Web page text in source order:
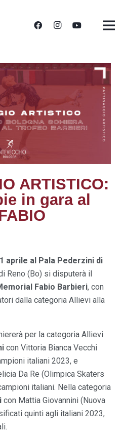
ARTISTICO:
in gara al
aprile al Pala Pederzini di
Reno (Bo) si disputerà il
Fabio Barbieri, con
dalla categoria Allievi alla
per la categoria Allievi
con Vittoria Bianca Vecchi
italiani 2023, e
Da Re (Olimpica Skaters
italiani. Nella categoria
con Mattia Giovannini (Nuova
quinti agli italiani 2023,